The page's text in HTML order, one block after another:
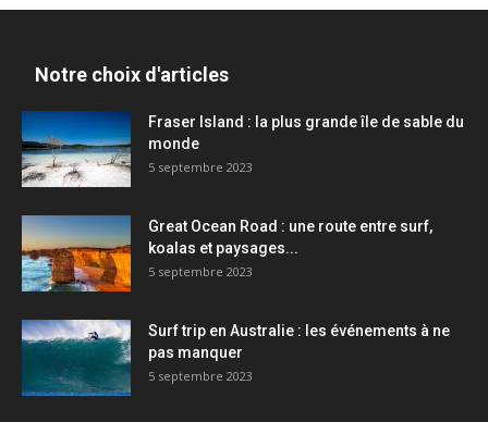
Notre choix d'articles
Fraser Island : la plus grande île de sable du
monde
5 septembre 2023
Great Ocean Road : une route entre surf,
koalas et paysages...
5 septembre 2023
Surf trip en Australie : les événements à ne
pas manquer
5 septembre 2023